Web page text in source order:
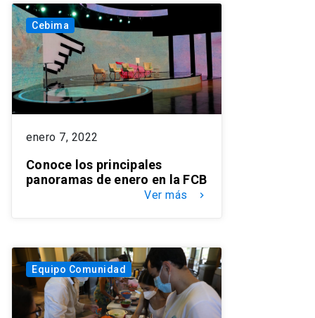
Cebima
enero 7, 2022
Conoce los principales
panoramas de enero en la FCB
Ver más keyboard_arrow_right
Equipo Comunidad